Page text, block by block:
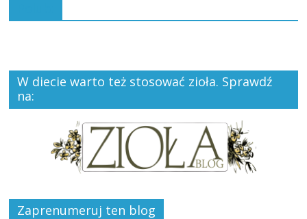
W diecie warto też stosować zioła. Sprawdź
na:
Zaprenumeruj ten blog